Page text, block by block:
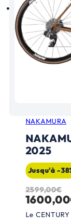
NAKAMURA
2025
Jusqu'à -
2599,00€
L
e
1600,00
L
e
Le